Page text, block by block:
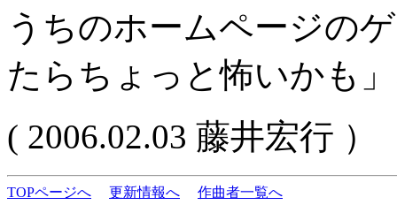
うちのホームページの
たらちょっと怖いかも
( 2006.02.03 藤井宏行 ）
TOPページへ 更新情報へ 作曲者一覧へ